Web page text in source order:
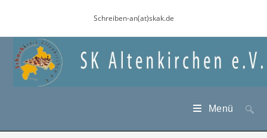
springen
Schreiben-an(at)skak.de
Menü